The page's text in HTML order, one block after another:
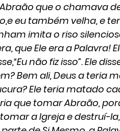
que o chamava
eu também velha, e
imita o riso
que Ele era a Palavra!
não fiz isso”. Ele
Bem ali, Deus a
Ele teria matado
que tomar Abraão,
a Igreja e destruí-